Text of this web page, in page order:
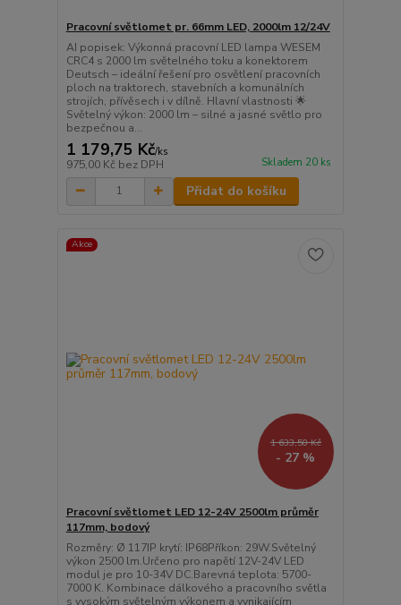
Pracovní světlomet pr. 66mm LED, 2000lm 12/24V
AI popisek: Výkonná pracovní LED lampa WESEM
CRC4 s 2000 lm světelného toku a konektorem
Deutsch – ideální řešení pro osvětlení pracovních
ploch na traktorech, stavebních a komunálních
strojích, přívěsech i v dílně. Hlavní vlastnosti 🌟
Světelný výkon: 2000 lm – silné a jasné světlo pro
bezpečnou a...
1 179,75 Kč/ks
975,00 Kč bez DPH Skladem 20 ks
Přidat do košíku
Akce
1 633,50 Kč
- 27 %
Pracovní světlomet LED 12-24V 2500lm průměr
117mm, bodový
Rozměry: Ø 117IP krytí: IP68Příkon: 29W.Světelný
výkon 2500 lm.Určeno pro napětí 12V-24V LED
modul je pro 10-34V DC.Barevná teplota: 5700-
7000 K. Kombinace dálkového a pracovního světla
s vysokým světelným výkonem a vynikajícím